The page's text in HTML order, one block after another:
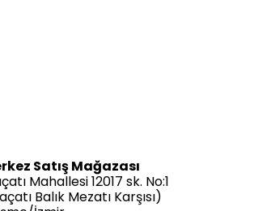
Satış Mağazası
Mahallesi 12017 sk. No:1
Balık Mezatı Karşısı)